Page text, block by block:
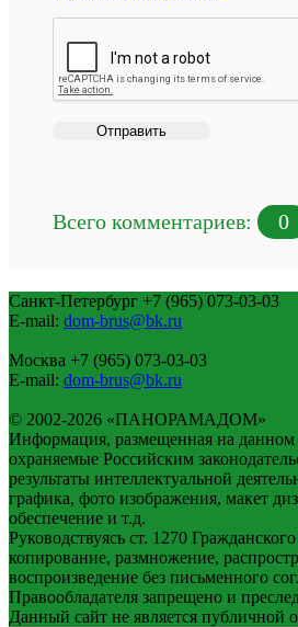
Всего комментариев: 0
Санкт-Петербург +7 (965) 073-03-03
E-mail: dom-brus@bk.ru
Москва +7 (965) 073-03-03
E-mail: dom-brus@bk.ru
© 2002-2026 «ПАНОРАМАДОМ»
Информация, размещенная на данном
охраняемые Российским
результаты интеллектуальной
графика, фото изображения, макет
обеспечение и т.д.
Руководствуясь ст. 1270
копирование, размножение,
воспроизведение без письменного
Правообладателя запрещено и
Данный сайт не является публичной